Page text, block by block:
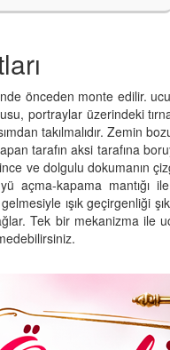
önceden monte edilir.
portraylar üzerindeki
takılmalıdır. Zemin
tarafın aksi tarafına
ve dolgulu dokumanın
kapama mantığı
ışık
Tek bir mekanizma